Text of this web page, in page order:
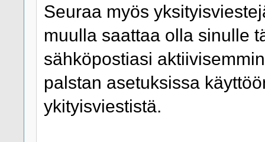
Seuraa myös
muulla saattaa olla sinulle
sähköpostiasi
palstan asetuksissa
ykityisviestistä.